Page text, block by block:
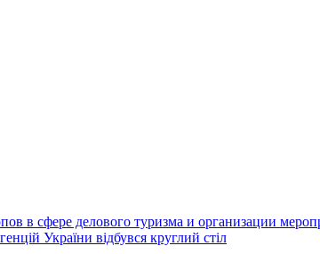
в сфере делового туризма и организации
України відбувся круглий стіл